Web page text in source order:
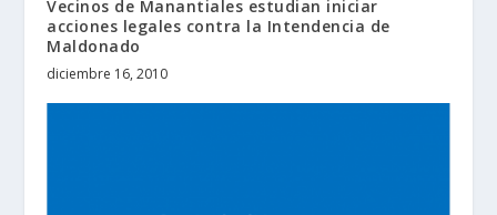
Vecinos de Manantiales estudian iniciar
acciones legales contra la Intendencia de
Maldonado
diciembre 16, 2010